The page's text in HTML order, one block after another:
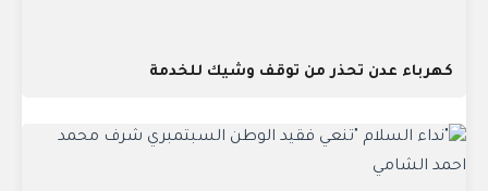
كهرباء عدن تحذر من توقف وشيك للخدمة